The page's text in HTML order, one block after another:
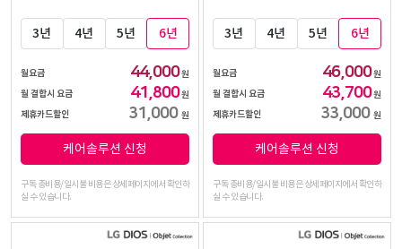
3년 4년 5년 6년
월요금 44,000원
월 결합시 요금
41,800원
제휴카드할인
31,000 원
케어솔루션 신청
구독 총비용/일시불 비용은 상세페이지에서 확인하
실 수 있습니다.
3년 4년 5년 6년
월요금 46,000원
월 결합시 요금
43,700원
제휴카드할인
33,000 원
케어솔루션 신청
구독 총비용/일시불 비용은 상세페이지에서 확인하
실 수 있습니다.